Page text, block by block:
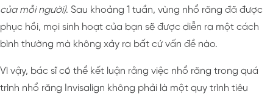
của mỗi người). Sau khoảng 1 tuần, vùng nhổ răng đã được
phục hồi, mọi sinh hoạt của bạn sẽ được diễn ra một cách
bình thường mà không xảy ra bất cứ vấn đề nào.
Vì vậy, bác sĩ có thể kết luận rằng việc nhổ răng trong quá
trình nhổ răng Invisalign không phải là một quy trình tiêu